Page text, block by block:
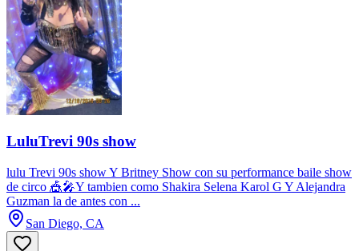
LuluTrevi 90s show
lulu Trevi 90s show Y Britney Show con su performance baile show
de circo 🎪🎤Y tambien como Shakira Selena Karol G Y Alejandra
Guzman la de antes con ...
San Diego, CA